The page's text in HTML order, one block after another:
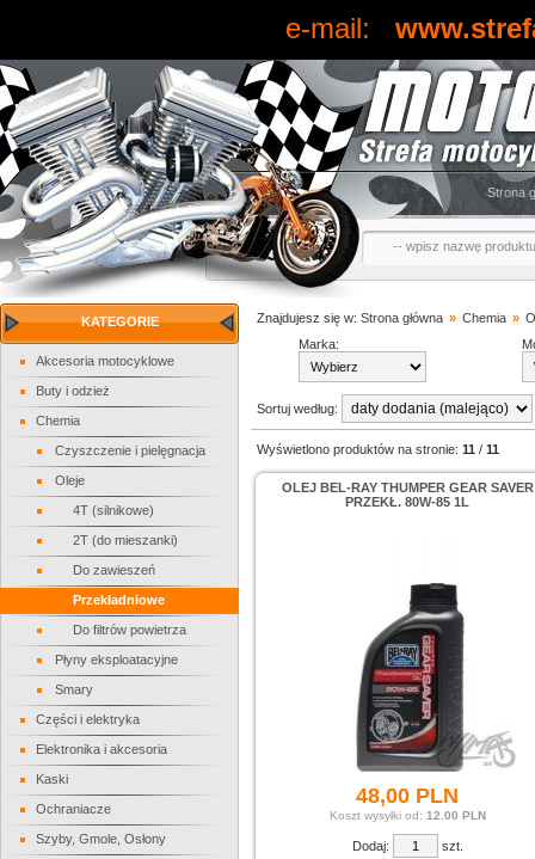
e-mail:
Strona
KATEGORIE
Akcesoria motocyklowe
Buty i odzież
Chemia
Czyszczenie i pielęgnacja
Oleje
4T (silnikowe)
2T (do mieszanki)
Do zawieszeń
Przekładniowe
Do filtrów powietrza
Płyny eksploatacyjne
Smary
Części i elektryka
Elektronika i akcesoria
Kaski
Ochraniacze
Szyby, Gmole, Osłony
Znajdujesz się w: Strona główna » Chemia »
Marka:
Sortuj według:
Wyświetlono produktów na stronie: 11 / 11
OLEJ BEL-RAY THUMPER GEAR SAVER
PRZEKŁ. 80W-85 1L
48,00 PLN
Koszt wysyłki od: 12.00 PLN
Dodaj: szt.